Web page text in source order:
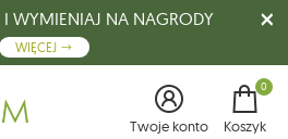
I WYMIENIAJ NA NAGRODY
WIĘCEJ
Twoje konto
0
Koszyk